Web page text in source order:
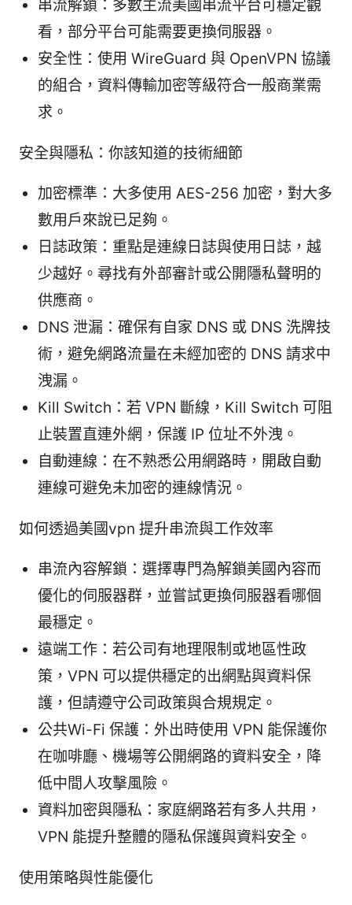
串流解鎖：多數主流美國串流平台可穩定觀
看，部分平台可能需要更換伺服器。
安全性：使用 WireGuard 與 OpenVPN 協議
的組合，資料傳輸加密等級符合一般商業需
求。
安全與隱私：你該知道的技術細節
加密標準：大多使用 AES-256 加密，對大多
數用戶來說已足夠。
日誌政策：重點是連線日誌與使用日誌，越
少越好。尋找有外部審計或公開隱私聲明的
供應商。
DNS 泄漏：確保有自家 DNS 或 DNS 洗牌技
術，避免網路流量在未經加密的 DNS 請求中
洩漏。
Kill Switch：若 VPN 斷線，Kill Switch 可阻
止裝置直連外網，保護 IP 位址不外洩。
自動連線：在不熟悉公用網路時，開啟自動
連線可避免未加密的連線情況。
如何透過美國vpn 提升串流與工作效率
串流內容解鎖：選擇專門為解鎖美國內容而
優化的伺服器群，並嘗試更換伺服器看哪個
最穩定。
遠端工作：若公司有地理限制或地區性政
策，VPN 可以提供穩定的出網點與資料保
護，但請遵守公司政策與合規規定。
公共Wi-Fi 保護：外出時使用 VPN 能保護你
在咖啡廳、機場等公開網路的資料安全，降
低中間人攻擊風險。
資料加密與隱私：家庭網路若有多人共用，
VPN 能提升整體的隱私保護與資料安全。
使用策略與性能優化